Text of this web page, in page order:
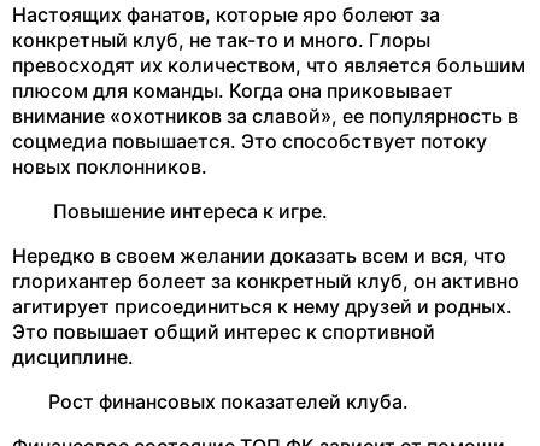
Настоящих фанатов, которые яро болеют за
конкретный клуб, не так-то и много. Глоры
превосходят их количеством, что является большим
плюсом для команды. Когда она приковывает
внимание «охотников за славой», ее популярность в
соцмедиа повышается. Это способствует потоку
новых поклонников.
Повышение интереса к игре.
Нередко в своем желании доказать всем и вся, что
глорихантер болеет за конкретный клуб, он активно
агитирует присоединиться к нему друзей и родных.
Это повышает общий интерес к спортивной
дисциплине.
Рост финансовых показателей клуба.